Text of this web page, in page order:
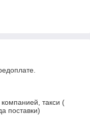
такси (
поставки)